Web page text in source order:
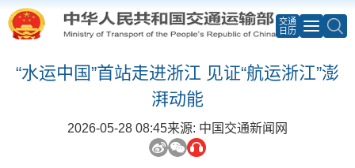
交通
日历
“水运中国”首站走进浙江 见证“航运浙江”澎
湃动能
2026-05-28 08:45来源: 中国交通新闻网